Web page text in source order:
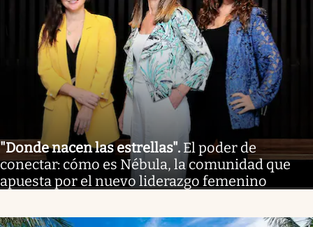
"Donde nacen las estrellas". El poder de
conectar: cómo es Nébula, la comunidad que
apuesta por el nuevo liderazgo femenino